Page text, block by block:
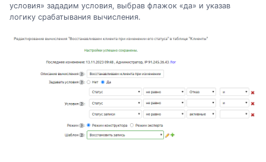
условия» зададим условия, выбрав флажок «да» и указав
логику срабатывания вычисления.